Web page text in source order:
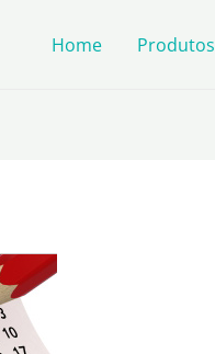
Home Produtos